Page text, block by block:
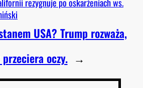
USA? Trump rozważa,
oczy. →